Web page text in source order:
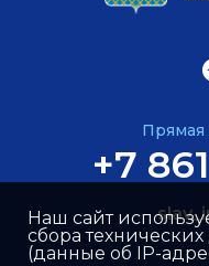
Прямая
+7
Наш сайт
сбора
(данные об IP-